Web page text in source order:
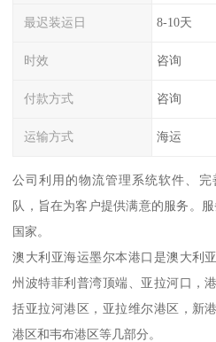
最迟装运日 8-10天
时效 咨询
付款方式 咨询
运输方式 海运
公司利用的物流管理系统软件、
队，旨在为客户提供满意的服务。
国家。
澳大利亚海运墨尔本港口是澳大利
州波特菲利普湾顶端、亚拉河口，
括亚拉河港区，亚拉维尔港区，新
港区和韦布港区等几部分。